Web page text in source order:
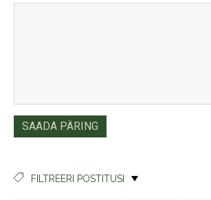
FILTREERI POSTITUSI